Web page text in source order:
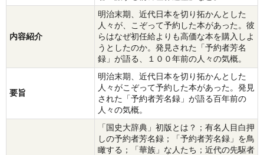
内容紹介
明治末期、近代日本を切り拓かんとした
人々が、こぞって予約した本があった。彼
らはなぜ初任給よりも高価な本を購入しよ
うとしたのか。発見された「予約者芳名
録」が語る、１００年前の人々の気概。
要旨
明治末期、近代日本を切り拓かんとした
人々がこぞって予約した本があった。発見
された「予約者芳名録」が語る百年前の
人々の気概。
「国史大辞典」初版とは？；有名人目白押
しの予約者芳名録；「予約者芳名録」を鳥
瞰する；「華族」な人たち；近代の先駆者